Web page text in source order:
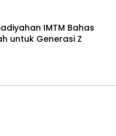
IMTM Bahas
untuk Generasi Z